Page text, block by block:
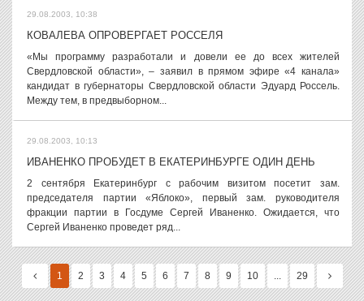
29.08.2003, 10:38
КОВАЛЕВА ОПРОВЕРГАЕТ РОССЕЛЯ
«Мы программу разработали и довели ее до всех жителей
Свердловской области», – заявил в прямом эфире «4 канала»
кандидат в губернаторы Свердловской области Эдуард Россель.
Между тем, в предвыборном...
29.08.2003, 10:13
ИВАНЕНКО ПРОБУДЕТ В ЕКАТЕРИНБУРГЕ ОДИН ДЕНЬ
2 сентября Екатеринбург с рабочим визитом посетит зам.
председателя партии «Яблоко», первый зам. руководителя
фракции партии в Госдуме Сергей Иваненко. Ожидается, что
Сергей Иваненко проведет ряд...
1 2 3 4 5 6 7 8 9 10 ... 29